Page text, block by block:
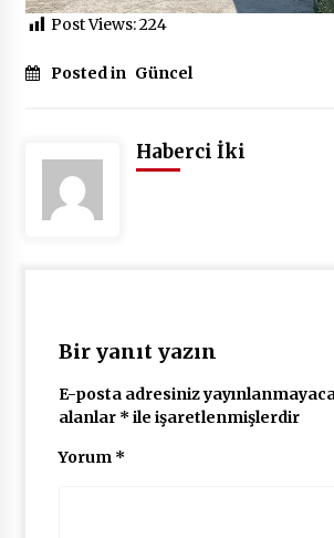
Post Views:224
Posted in Güncel
Haberci İki
Bir yanıt yazın
E-posta adresiniz
alanlar * ile işaretlenmişlerdir
Yorum *